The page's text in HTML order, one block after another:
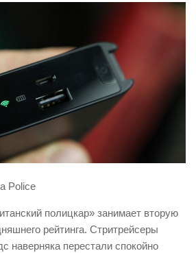
Police
полицкар» занимает вторую
рейтинга. Стритрейсеры
наверняка перестали спокойно